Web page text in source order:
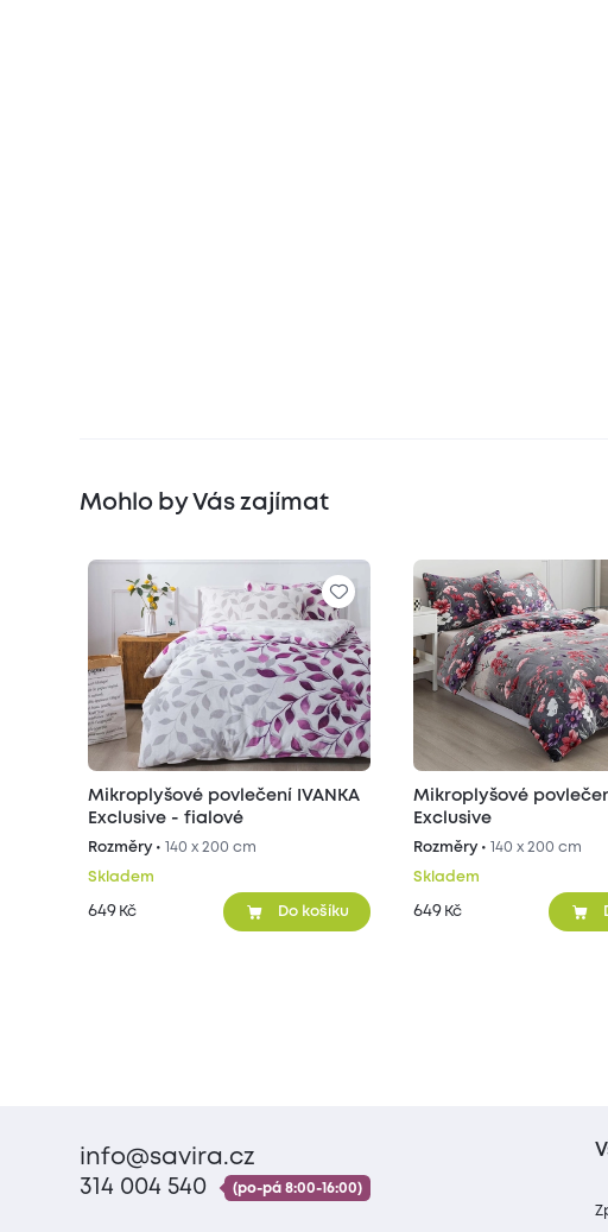
Mohlo by Vás zajímat
Mikroplyšové povlečení IVANKA
Exclusive - fialové
Rozměry • 140 x 200 cm
Skladem
649 Kč Do košíku
Mikroplyšové
Exclusive
Rozměry • 140 x 200 cm
Skladem
649 Kč
info@savira.cz
314 004 540
(po-pá 8:00-16:00)